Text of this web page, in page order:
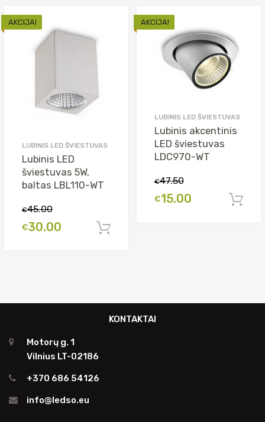
AKCIJA!
LUBINIS LED ŠVIESTUVAS
Lubinis LED
šviestuvas 5W,
baltas LBL110-WT
€45.00
Original
€30.00Current
AKCIJA!
LUBINIS LED ŠVIESTUVAS
Lubinis akcentinis
LED šviestuvas
LDC970-WT
€47.50
Original
€15.00Current
KONTAKTAI
Motorų g. 1
Vilnius LT-02186
+370 686 54126
info@ledso.eu